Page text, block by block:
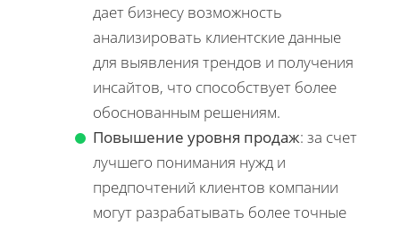
дает бизнесу возможность
анализировать клиентские данные
для выявления трендов и получения
инсайтов, что способствует более
обоснованным решениям.
Повышение уровня продаж: за счет
лучшего понимания нужд и
предпочтений клиентов компании
могут разрабатывать более точные